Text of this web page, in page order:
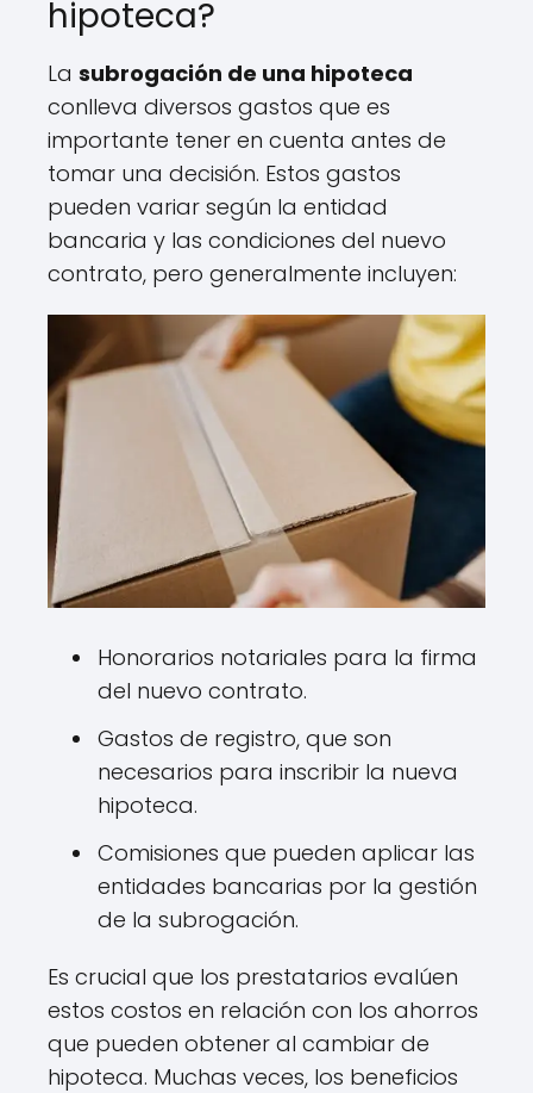
hipoteca?
La subrogación de una hipoteca
conlleva diversos gastos que es
importante tener en cuenta antes de
tomar una decisión. Estos gastos
pueden variar según la entidad
bancaria y las condiciones del nuevo
contrato, pero generalmente incluyen:
Honorarios notariales para la firma
del nuevo contrato.
Gastos de registro, que son
necesarios para inscribir la nueva
hipoteca.
Comisiones que pueden aplicar las
entidades bancarias por la gestión
de la subrogación.
Es crucial que los prestatarios evalúen
estos costos en relación con los ahorros
que pueden obtener al cambiar de
hipoteca. Muchas veces, los beneficios